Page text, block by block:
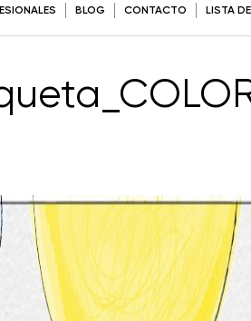
BLOG CONTACTO LISTA